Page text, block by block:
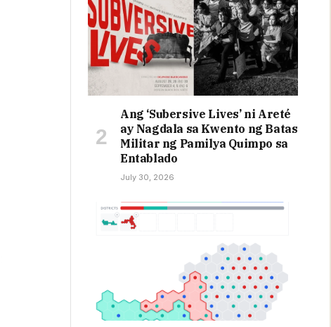
Ang ‘Subersive Lives’ ni Areté
ay Nagdala sa Kwento ng Batas
Militar ng Pamilya Quimpo sa
Entablado
July 30, 2026